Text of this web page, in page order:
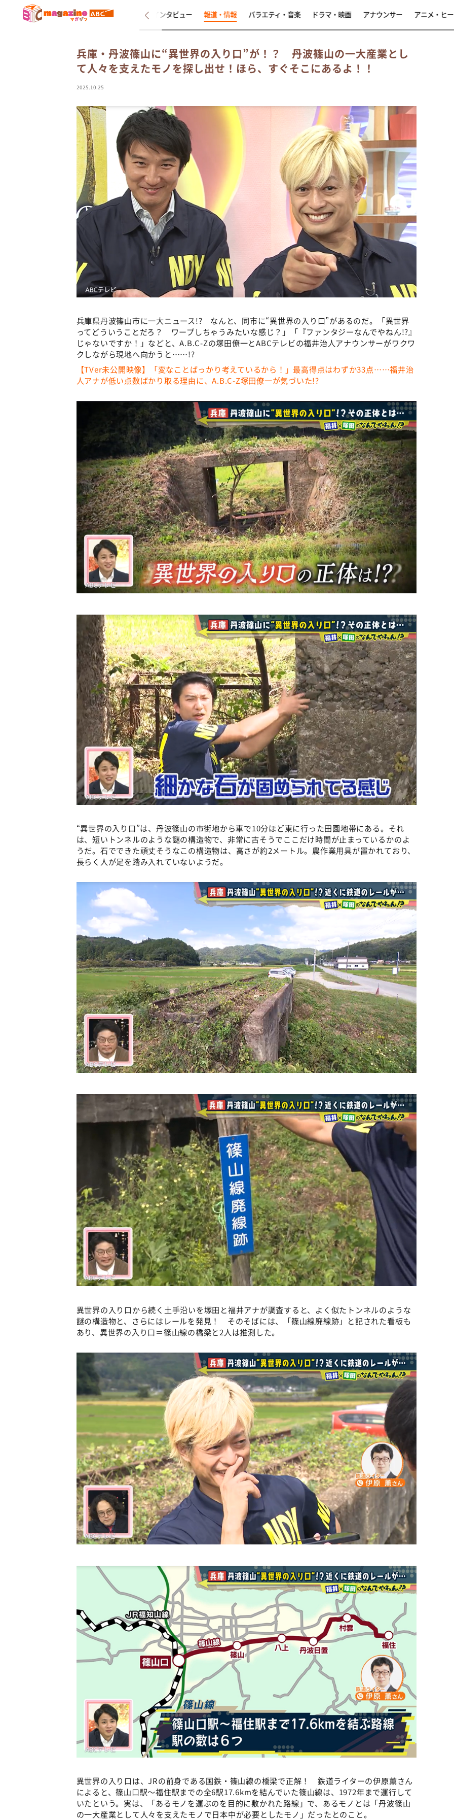
インタビュー 報道・情報 バラエティ・音楽 ドラマ・映画 アナウンサー アニメ・ヒ
兵庫・丹波篠山に“異世界の入り口”が！？ 丹波篠山の一大産業とし
て人々を支えたモノを探し出せ！ほら、すぐそこにあるよ！！
2025.10.25
兵庫県丹波篠山市に一大ニュース!? なんと、同市に“異世界の入り口”があるのだ。「異世界
ってどういうことだろ？ ワープしちゃうみたいな感じ？」「『ファンタジーなんでやねん!?』
じゃないですか！」などと、A.B.C-Zの塚田僚一とABCテレビの福井治人アナウンサーがワクワ
クしながら現地へ向かうと……!?
【TVer未公開映像】「変なことばっかり考えているから！」最高得点はわずか33点……福井治
人アナが低い点数ばかり取る理由に、A.B.C-Z塚田僚一が気づいた!?
“異世界の入り口”は、丹波篠山の市街地から車で10分ほど東に行った田園地帯にある。それ
は、短いトンネルのような謎の構造物で、非常に古そうでここだけ時間が止まっているかのよ
うだ。石でできた頑丈そうなこの構造物は、高さが約2メートル。農作業用具が置かれており、
長らく人が足を踏み入れていないようだ。
異世界の入り口から続く土手沿いを塚田と福井アナが調査すると、よく似たトンネルのような
謎の構造物と、さらにはレールを発見！ そのそばには、「篠山線廃線跡」と記された看板も
あり、異世界の入り口＝篠山線の橋梁と2人は推測した。
異世界の入り口は、JRの前身である国鉄・篠山線の橋梁で正解！ 鉄道ライターの伊原薫さん
によると、篠山口駅〜福住駅までの全6駅17.6kmを結んでいた篠山線は、1972年まで運行して
いたという。実は、「あるモノを運ぶのを目的に敷かれた路線」で、あるモノとは「丹波篠山
の一大産業として人々を支えたモノで日本中が必要としたモノ」だったとのこと。